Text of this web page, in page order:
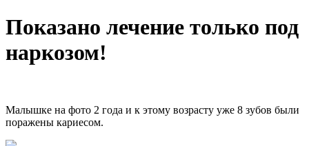
Показано лечение только под
наркозом!
Малышке на фото 2 года и к этому возрасту уже 8 зубов были
поражены кариесом.